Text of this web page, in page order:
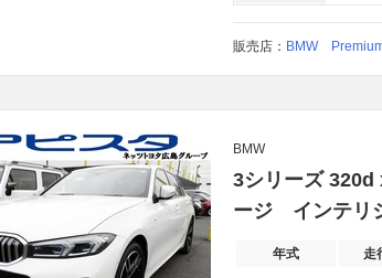
販売店： BMW
BMW
3シリーズ 320d
ージ インテリ
年式 走